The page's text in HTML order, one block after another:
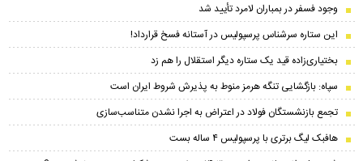
وجود فسفر در بمباران لامرد تأیید شد
این ستاره سرشناس پرسپولیس در آستانه فسخ قرارداد!
بختیاری‌زاده قید یک ستاره دیگر استقلال را هم زد
سپاه: بازگشایی تنگه هرمز منوط به پذیرش شروط ایران است
تجمع بازنشستگان فولاد در اعتراض به اجرا نشدن متناسب‌سازی
هافبک لیگ برتری با پرسپولیس ۴ ساله بست